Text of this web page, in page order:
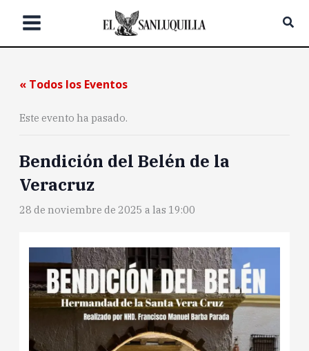
« Todos los Eventos
Este evento ha pasado.
Bendición del Belén de la
Veracruz
28 de noviembre de 2025 a las 19:00